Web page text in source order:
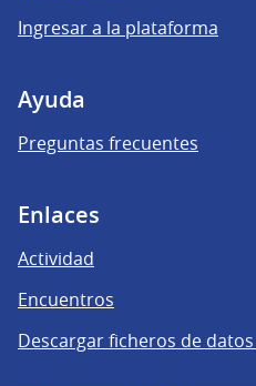
Ingresar a la plataforma
Ayuda
Preguntas frecuentes
Enlaces
Actividad
Encuentros
Descargar ficheros de